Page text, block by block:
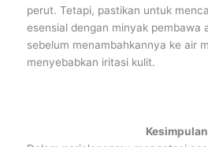
perut. Tetapi, pastikan untuk
esensial dengan minyak pembawa
sebelum menambahkannya ke air
menyebabkan iritasi kulit.
Kesimpulan